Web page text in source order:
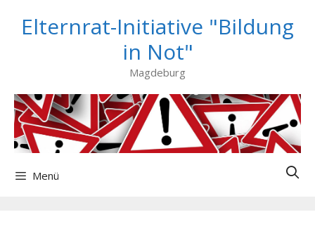
InhaltElternrat-Initiative "Bildung
in Not"
Magdeburg
Menü